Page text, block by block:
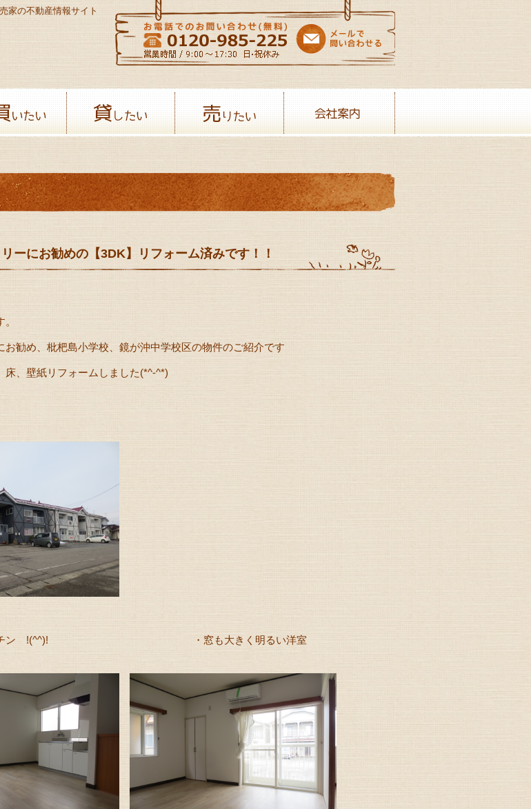
家の不動産情報サイト
八幡開発株式会社-柏﨑の不動産会社
買いたい 貸したい 売りたい 会社案内
ーにお勧めの【3DK】リフォーム済みです！！
お勧め、枇杷島小学校、鏡が沖中学校区の物件のご紹介です
床、壁紙リフォームしました(*^-^*)
キッチン !(^^)! ・窓も大きく明るい洋室